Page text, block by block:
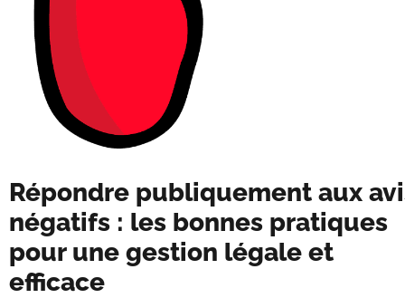
Répondre publiquement aux
négatifs : les bonnes pratiques
pour une gestion légale et
efficace